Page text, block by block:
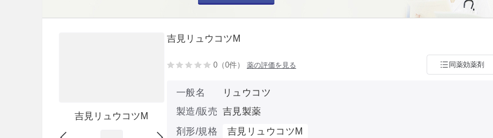
吉見リュウコツM
吉見リュウコツM
0（0件） 薬の評価を見る 同薬効薬剤
一般名
リュウコツ
製造/販売 吉見製薬
剤形/規格
吉見リュウコツM